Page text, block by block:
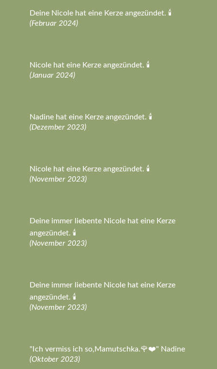
Deine Nicole hat eine Kerze angezündet. 🕯️
(Februar 2024)
Nicole hat eine Kerze angezündet. 🕯️
(Januar 2024)
Nadine hat eine Kerze angezündet. 🕯️
(Dezember 2023)
Nicole hat eine Kerze angezündet. 🕯️
(November 2023)
Deine immer liebente Nicole hat eine Kerze
angezündet. 🕯️
(November 2023)
Deine immer liebente Nicole hat eine Kerze
angezündet. 🕯️
(November 2023)
"Ich vermiss ich so,Mamutschka.🌹❤️" Nadine
(Oktober 2023)